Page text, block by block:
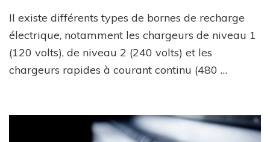
borne
de
electrique
choisir
électrique
Il existe différents types de bornes de recharge
électrique, notamment les chargeurs de niveau 1
(120 volts), de niveau 2 (240 volts) et les
chargeurs rapides à courant continu (480 …